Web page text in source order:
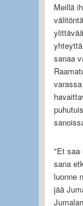
Meillä
sanaa
"Et saa
sana
luonne
jää